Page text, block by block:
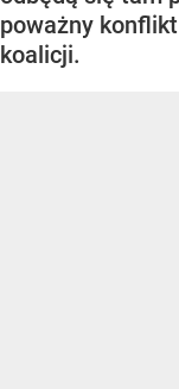
poważny
koalicji.